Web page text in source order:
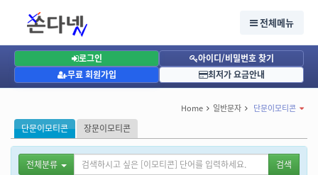
단문이모티콘, 월별문자, 11월문자
11월: 수능 응원 11월 문자, 좋은 결과 있기를!
전체메뉴
로그인
아이디/비밀번호 찾기
무료 회원가입
최저가 요금안내
Home 일반문자 단문이모티콘
단문이모티콘 장문이모티콘
전체분류 검색